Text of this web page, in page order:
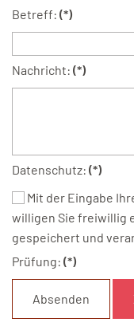
Betreff: (*)
Nachricht: (*)
Datenschutz: (*)
willigen Sie freiwillig
gespeichert und
Prüfung: (*)